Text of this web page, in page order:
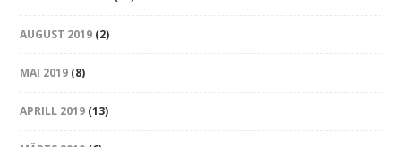
AUGUST 2019 (2)
MAI 2019 (8)
APRILL 2019 (13)